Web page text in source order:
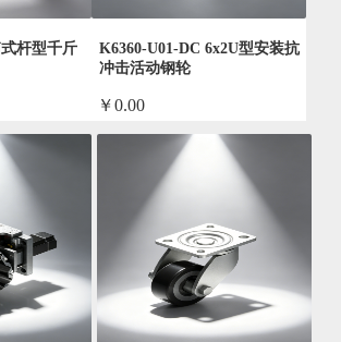
杆型千斤
K6360-U01-DC 6x2U型安装抗
冲击活动钢轮
￥0.00